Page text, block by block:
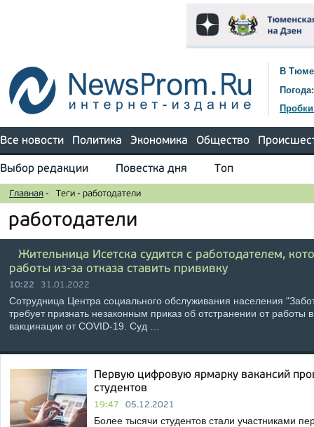
В
Погода:
Все новости Политика Экономика Общество
Выбор редакции Повестка дня Топ
Главная - Теги - работодатели
работодатели
Жительница Исетска судится с работодателем,
работы из-за отказа ставить прививку
10:22 31.01.2022
Сотрудница Центра социального обслуживания населения
требует признать незаконным приказ об отстранении от работы
вакцинации от COVID-19. Суд …
Первую цифровую ярмарку вакансий
студентов
19:47 05.12.2021
Более тысячи студентов стали участниками